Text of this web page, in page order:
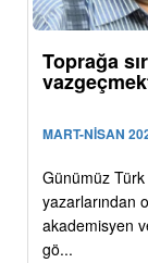
Toprağa
MART-NİSAN
Günümüz Türk
yazarlarından
akademisyen
gö...